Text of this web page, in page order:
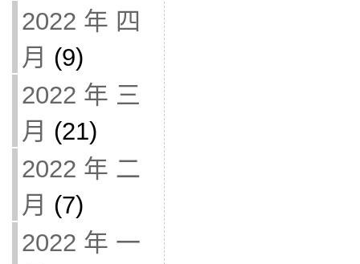
2022 年 四
月 (9)
2022 年 三
月 (21)
2022 年 二
月 (7)
2022 年 一